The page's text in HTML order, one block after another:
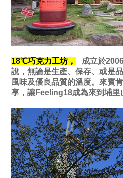
18℃巧克力工坊， 成立於
說，無論是生產、保存、或是
風味及優良品質的溫度。來賓
享，讓Feeling18成為來到埔里